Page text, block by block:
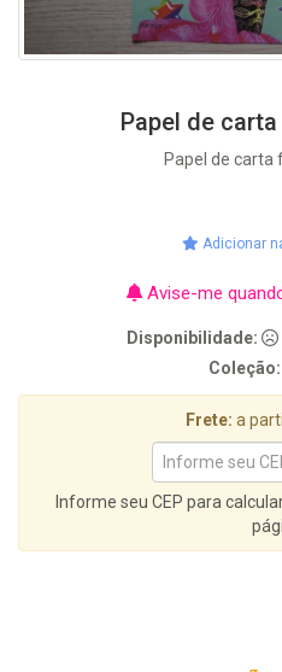
Papel de
Papel de carta
Adicionar
Avise-me
Disponibilidade:
Coleção:
Frete: a
Informe seu CEP para